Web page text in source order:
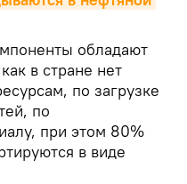
обладают
в стране нет
по загрузке
по
при этом 80%
в виде